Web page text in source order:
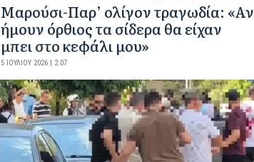
Μαρούσι-Παρ’ ολίγον τραγωδία: «Αν
ήμουν όρθιος τα σίδερα θα είχαν
μπει στο κεφάλι μου»
5 ΙΟΥΛΊΟΥ 2026 | 2:07